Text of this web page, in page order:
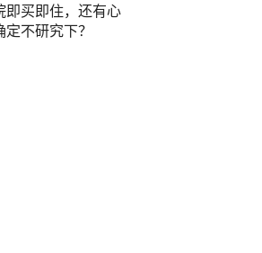
即买即住，还有心
不研究下？